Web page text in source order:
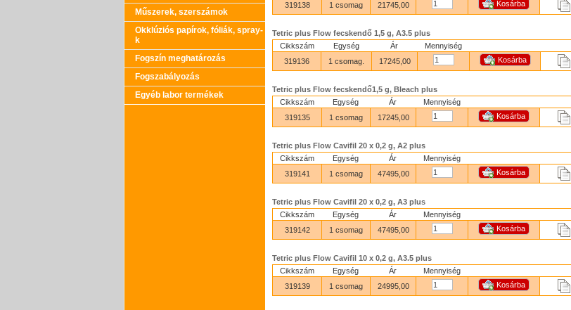
Műszerek, szerszámok
Okklúziós papírok, fóliák, spray-
k
Fogszín meghatározás
Fogszabályozás
Egyéb labor termékek
319138
1 csomag 21745,00
Tetric plus Flow fecskendő 1,5 g, A3.5 plus
Cikkszám
Egység Ár
Mennyiség
319136
1 csomag. 17245,00
Tetric plus Flow fecskendő1,5 g, Bleach plus
Cikkszám
Egység Ár
Mennyiség
319135
1 csomag 17245,00
Tetric plus Flow Cavifil 20 x 0,2 g, A2 plus
Cikkszám
Egység Ár
Mennyiség
319141
1 csomag 47495,00
Tetric plus Flow Cavifil 20 x 0,2 g, A3 plus
Cikkszám
Egység Ár
Mennyiség
319142
1 csomag 47495,00
Tetric plus Flow Cavifil 10 x 0,2 g, A3.5 plus
Cikkszám
Egység Ár
Mennyiség
319139
1 csomag 24995,00